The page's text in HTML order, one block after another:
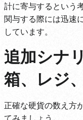
計に寄与するという
関与する際には迅速
しています。
追加シナ
箱、レジ
正確な硬貨の数え方
てみましょう。